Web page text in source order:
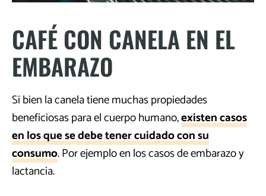
CAFÉ CON CANELA EN EL
EMBARAZO
Si bien la canela tiene muchas propiedades
beneficiosas para el cuerpo humano,existen casos
en los que se debe tener cuidado con su
consumo. Por ejemplo en los casos de embarazo y
lactancia.